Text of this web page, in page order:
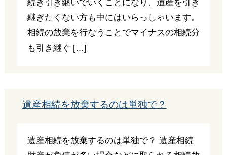
続き引き継いでいくことになり、遺産を引き
継ぎたくない方も中にはいらっしゃいます。
相続の放棄を行なうことでマイナスの相続分
も引き継ぐ […]
遺産相続を放棄するのは単独で？
遺産相続を放棄するのは単独で？ 遺産相続